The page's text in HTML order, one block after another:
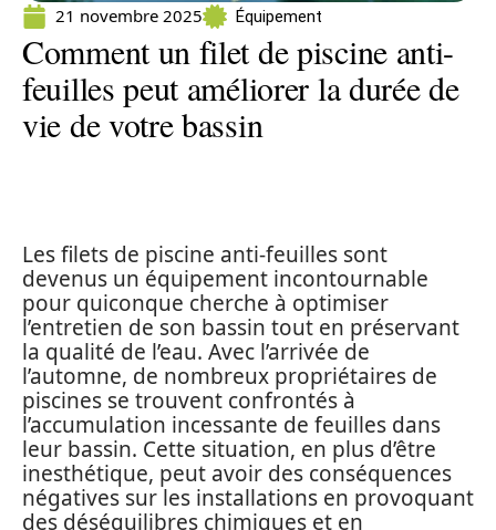
21 novembre 2025 Équipement
Comment un filet de piscine anti-
feuilles peut améliorer la durée de
vie de votre bassin
Les filets de piscine anti-feuilles sont
devenus un équipement incontournable
pour quiconque cherche à optimiser
l’entretien de son bassin tout en préservant
la qualité de l’eau. Avec l’arrivée de
l’automne, de nombreux propriétaires de
piscines se trouvent confrontés à
l’accumulation incessante de feuilles dans
leur bassin. Cette situation, en plus d’être
inesthétique, peut avoir des conséquences
négatives sur les installations en provoquant
des déséquilibres chimiques et en